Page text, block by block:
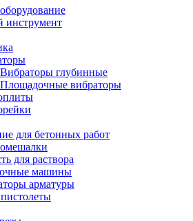
инструмент
Вибраторы глубинные
Площадочные вибраторы
для бетонных работ
для раствора
машины
арматуры